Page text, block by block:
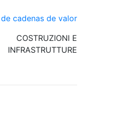
cadenas de valor
COSTRUZIONI E
INFRASTRUTTURE